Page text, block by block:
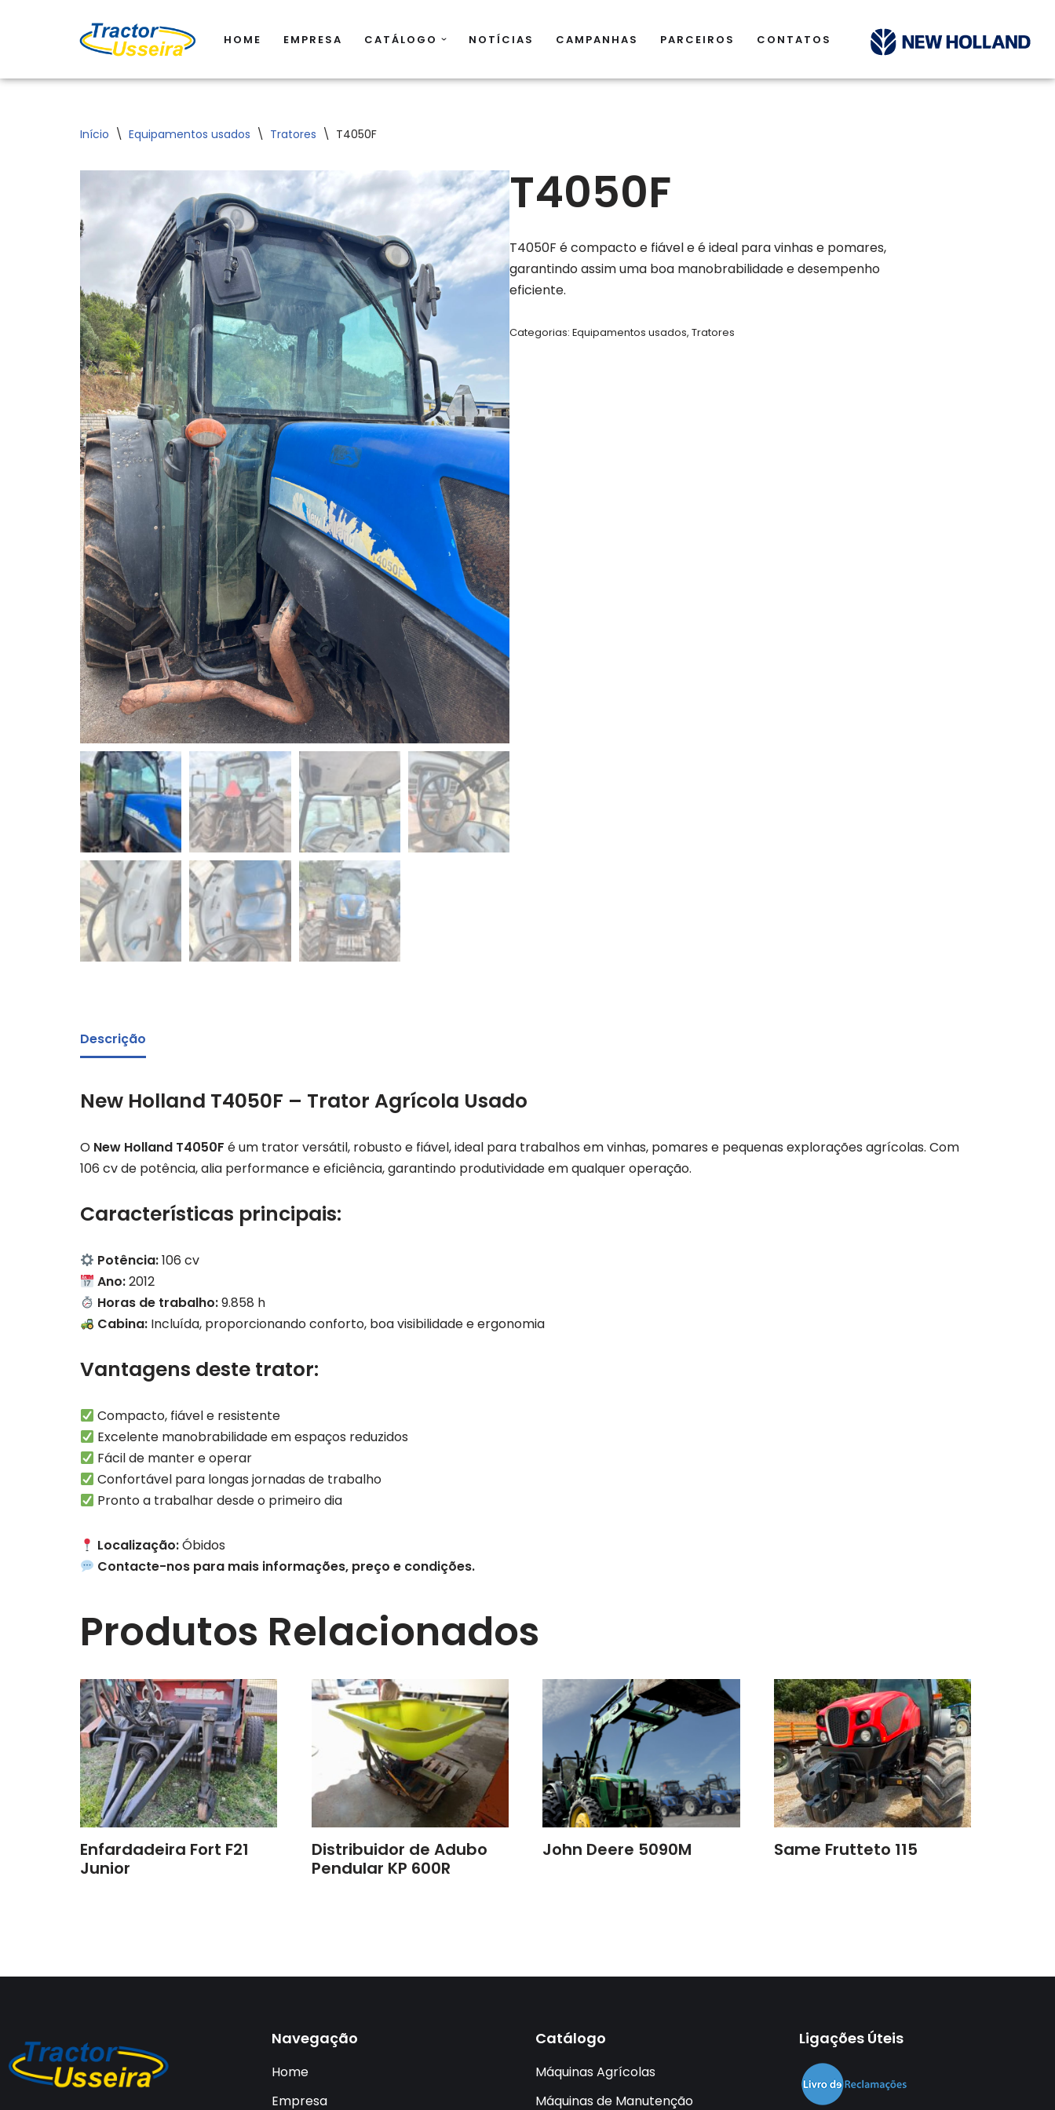
o
HOME EMPRESA CATÁLOGO NOTÍCIAS CAMPANHAS PARCEIROS CONTATOS
Início \ Equipamentos usados \ Tratores \ T4050F
T4050F
T4050F é compacto e fiável e é ideal para vinhas e pomares,
garantindo assim uma boa manobrabilidade e desempenho
eficiente.
Categorias:Equipamentos usados,Tratores
Descrição
New Holland T4050F – Trator Agrícola Usado
O New Holland T4050F é um trator versátil, robusto e fiável, ideal para trabalhos em vinhas, pomares e pequenas explorações agrícolas. Com
106 cv de potência, alia performance e eficiência, garantindo produtividade em qualquer operação.
Características principais:
Potência:106 cv
Ano:2012
Horas de trabalho:9.858 h
Cabina: Incluída, proporcionando conforto, boa visibilidade e ergonomia
Vantagens deste trator:
Compacto, fiável e resistente
Excelente manobrabilidade em espaços reduzidos
Fácil de manter e operar
Confortável para longas jornadas de trabalho
Pronto a trabalhar desde o primeiro dia
Localização:Óbidos
Contacte-nos para mais informações, preço e condições.
Produtos Relacionados
Enfardadeira Fort F21
Junior
Distribuidor de Adubo
Pendular KP 600R
John Deere 5090M Same Frutteto 115
Navegação
Home
Empresa
Catálogo
Máquinas Agrícolas
Máquinas de Manutenção
Ligações Úteis